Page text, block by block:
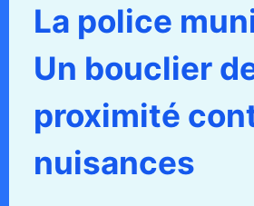
La police
Un bouclier
proximité
nuisances